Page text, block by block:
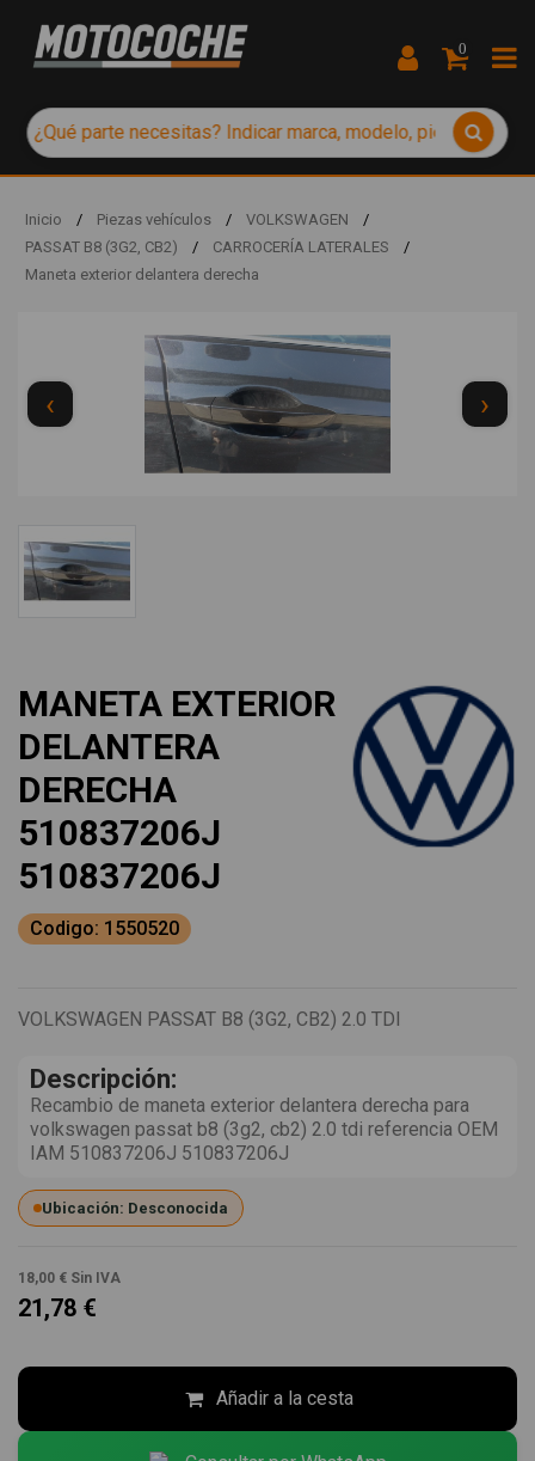
0
Inicio / Piezas vehículos / VOLKSWAGEN
/
PASSAT B8 (3G2, CB2)
/ CARROCERÍA LATERALES
/
Maneta exterior delantera derecha
‹ ›
MANETA EXTERIOR
DELANTERA
DERECHA
510837206J
510837206J
Codigo: 1550520
VOLKSWAGEN PASSAT B8 (3G2, CB2) 2.0 TDI
Descripción:
Recambio de maneta exterior delantera derecha para
volkswagen passat b8 (3g2, cb2) 2.0 tdi referencia OEM
IAM 510837206J 510837206J
Ubicación: Desconocida
18,00 € Sin IVA
21,78 €
Añadir a la cesta